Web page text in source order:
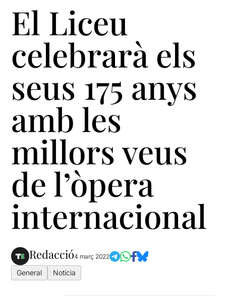
El Liceu
celebrarà els
seus 175 anys
amb les
millors veus
de l’òpera
internacional
Redacció4 març 2022
General Notícia